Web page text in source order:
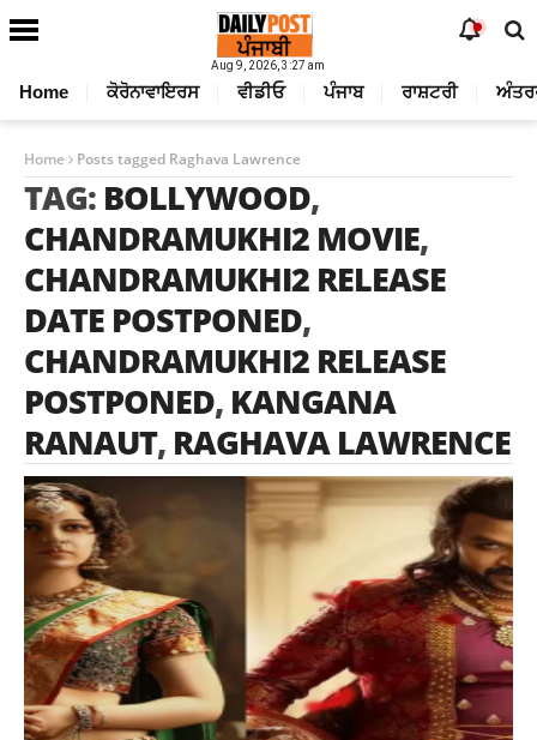
Aug 9, 2026, 3:27 am
Home ਕੋਰੋਨਾਵਾਇਰਸ ਵੀਡੀਓ ਪੰਜਾਬ ਰਾਸ਼ਟਰੀ
Home Posts tagged Raghava Lawrence
TAG: BOLLYWOOD,
CHANDRAMUKHI2 MOVIE,
CHANDRAMUKHI2 RELEASE
DATE POSTPONED,
CHANDRAMUKHI2 RELEASE
POSTPONED, KANGANA
RANAUT, RAGHAVA LAWRENCE